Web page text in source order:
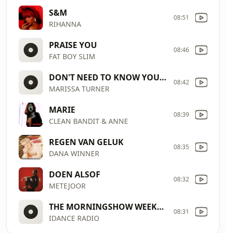
S&M
RIHANNA
08:51
PRAISE YOU
FAT BOY SLIM
08:46
DON'T NEED TO KNOW YOUR NAME
MARISSA TURNER
08:42
MARIE
CLEAN BANDIT & ANNE
08:39
REGEN VAN GELUK
DANA WINNER
08:35
DOEN ALSOF
METEJOOR
08:32
THE MORNINGSHOW WEEKEND
IDANCE RADIO
08:31